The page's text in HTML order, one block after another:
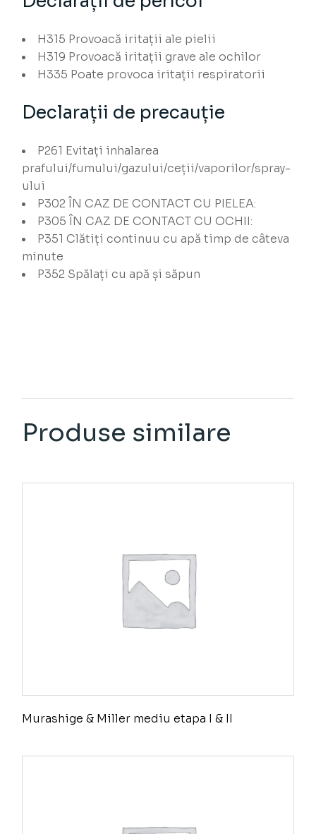
H315 Provoacă iritații ale pielii
H319 Provoacă iritații grave ale ochilor
H335 Poate provoca iritații respiratorii
Declarații de precauție
P261 Evitați inhalarea
prafului/fumului/gazului/ceții/vaporilor/spray-
ului
P302 ÎN CAZ DE CONTACT CU PIELEA:
P305 ÎN CAZ DE CONTACT CU OCHII:
P351 Clătiți continuu cu apă timp de câteva
minute
P352 Spălați cu apă și săpun
Produse similare
Murashige & Miller mediu etapa I & II